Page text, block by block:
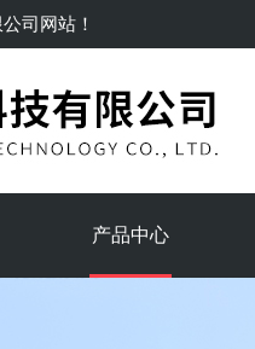
司网站！
产品中心